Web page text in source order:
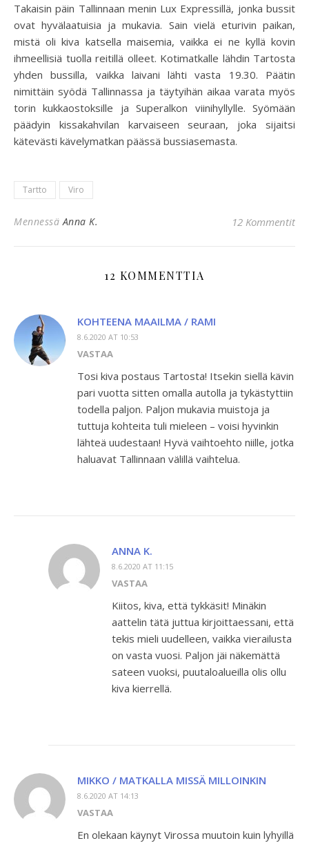
Takaisin päin Tallinnaan menin Lux Expressillä, jonka bussit
ovat hyvälaatuisia ja mukavia. Sain vielä eturivin paikan,
mistä oli kiva katsella maisemia, vaikka ei ne kyllä kovin
ihmeellisiä tuolla reitillä olleet. Kotimatkalle lähdin Tartosta
yhden bussilla, vaikka laivani lähti vasta 19.30. Päätin
nimittäin syödä Tallinnassa ja täytyihän aikaa varata myös
torin kukkaostoksille ja Superalkon viinihyllylle. Syömään
päädyin kissakahvilan karvaiseen seuraan, joka sijaitsi
kätevästi kävelymatkan päässä bussiasemasta.
Tartto Viro
MennessäAnna K. 12 Kommentit
12 KOMMENTTIA
KOHTEENA MAAILMA / RAMI
8.6.2020 AT 10:53
VASTAA
Tosi kiva postaus Tartosta! Itsekin siellä kävin
pari vuotta sitten omalla autolla ja tykästyttiin
todella paljon. Paljon mukavia muistoja ja
tuttuja kohteita tuli mieleen – voisi hyvinkin
lähteä uudestaan! Hyvä vaihtoehto niille, jotka
haluavat Tallinnaan välillä vaihtelua.
ANNA K.
8.6.2020 AT 11:15
VASTAA
Kiitos, kiva, että tykkäsit! Minäkin
aattelin tätä juttua kirjoittaessani, että
tekis mieli uudelleen, vaikka vierailusta
on vasta vuosi. Paljon jäi näkemättä
sateen vuoksi, puutaloalueilla olis ollu
kiva kierrellä.
MIKKO / MATKALLA MISSÄ MILLOINKIN
8.6.2020 AT 14:13
VASTAA
En olekaan käynyt Virossa muutoin kuin lyhyillä